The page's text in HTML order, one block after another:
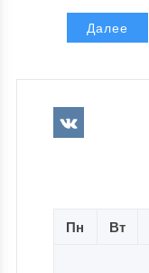
Далее
Пн Вт